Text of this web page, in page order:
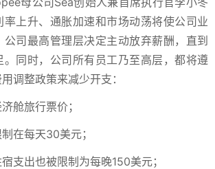
率上升、通胀加速和市场动荡将使公司业
公司最高管理层决定主动放弃薪酬，直到
。同时，公司所有员工乃至高层，都将遵
调整政策来减少开支：
舱旅行票价；
在每天30美元；
支出也被限制为每晚150美元；